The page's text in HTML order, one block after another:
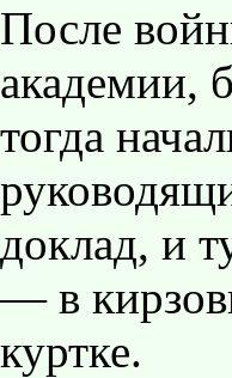
После
академии,
тогда
доклад, и
— в
куртке.